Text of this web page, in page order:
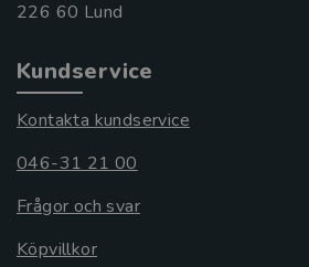
Kundservice
Kontakta kundservice
046-31 21 00
Frågor och svar
Köpvillkor